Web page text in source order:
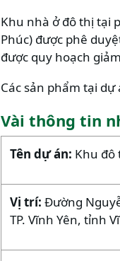
Khu nhà ở đô thị tại
Phúc) được phê
được quy hoạch
Các sản phẩm tại
Vài thông tin
Tên dự án: Khu đô
Vị trí: Đường
TP. Vĩnh Yên, tỉnh